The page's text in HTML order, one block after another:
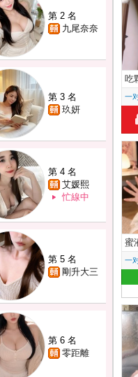
第 2 名
九尾奈奈
第 3 名
玖妍
第 4 名
艾媛熙
忙線中
第 5 名
剛升大三
第 6 名
零距離
吃
一
蜜
一